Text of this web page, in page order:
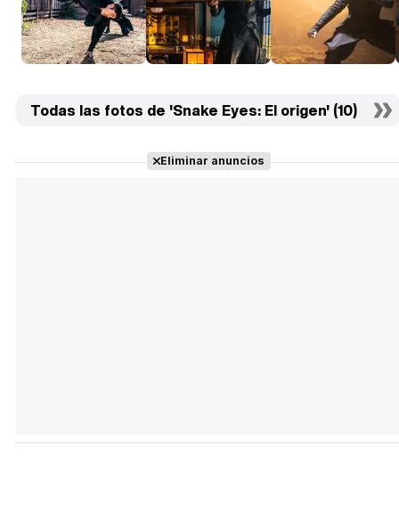
Todas las fotos de 'Snake Eyes: El origen' (10)
Eliminar anuncios